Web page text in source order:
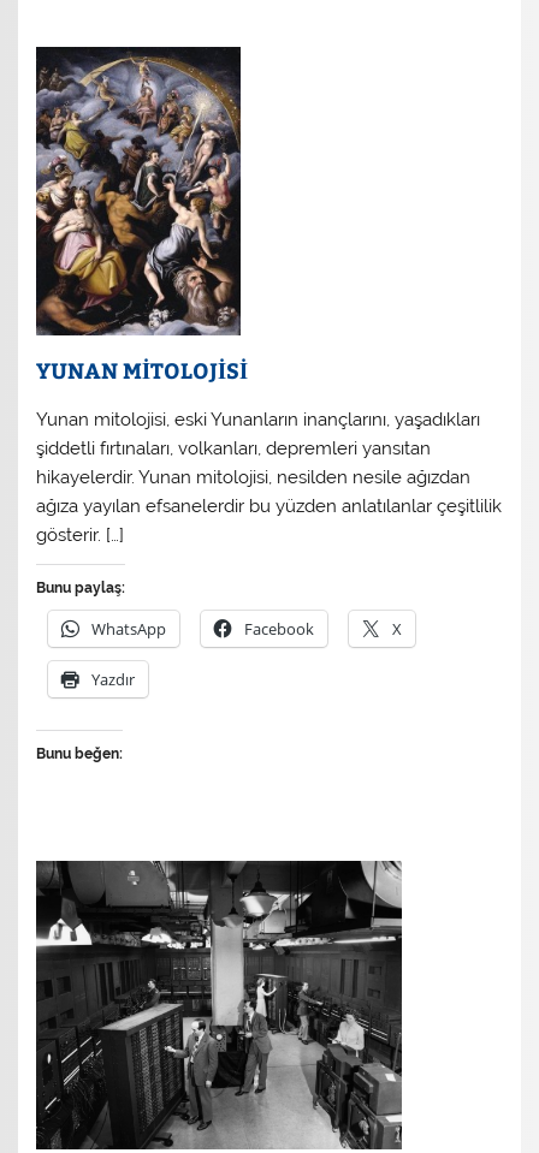
YUNAN MİTOLOJİSİ
Yunan mitolojisi, eski Yunanların inançlarını, yaşadıkları
şiddetli fırtınaları, volkanları, depremleri yansıtan
hikayelerdir. Yunan mitolojisi, nesilden nesile ağızdan
ağıza yayılan efsanelerdir bu yüzden anlatılanlar çeşitlilik
gösterir. […]
Bunu paylaş:
WhatsApp Facebook X
Yazdır
Bunu beğen: